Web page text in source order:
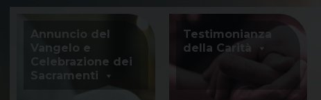
content
Annuncio del
Vangelo e
Celebrazione dei
Sacramenti
Testimonianza
della Carità